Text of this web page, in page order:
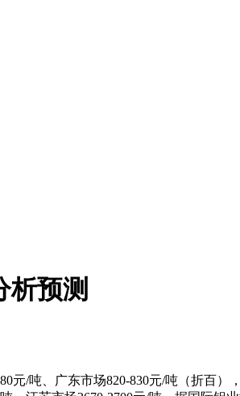
析预测
/吨、广东市场820-830元/吨（折百）